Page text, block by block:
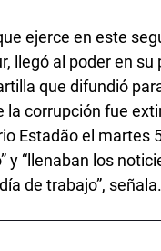
ejerce en este
llegó al poder en su
que difundió
corrupción fue
Estadão el martes
“llenaban los
de trabajo”, señala.